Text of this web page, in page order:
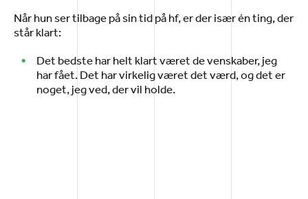
Når hun ser tilbage på sin tid på hf, er der især én ting, der
står klart:
Det bedste har helt klart været de venskaber, jeg
har fået. Det har virkelig været det værd, og det er
noget, jeg ved, der vil holde.